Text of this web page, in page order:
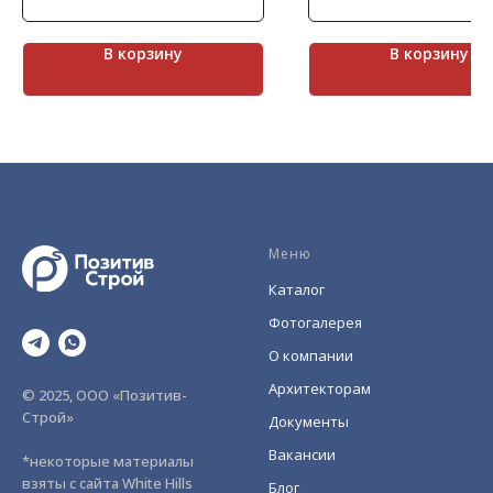
покрытые водой. Коллекция Фьорд
Лэнд имеет характерные сколы и
небольшие трещины. Это скалистая
натуральный камень светлых
В корзину
морозостойкостью и
В корзину
© 2025, ООО «Позитив-
Строй»
*некоторые материалы
взяты с сайта White Hills
Меню
Каталог
Фотогалерея
О компании
Архитекторам
Документы
Вакансии
Блог